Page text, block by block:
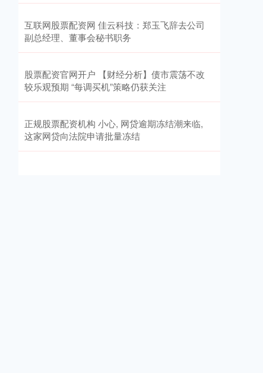
互联网股票配资网 佳云科技：郑玉飞辞去公司
副总经理、董事会秘书职务
股票配资官网开户 【财经分析】债市震荡不改
较乐观预期 “每调买机”策略仍获关注
正规股票配资机构 小心, 网贷逾期冻结潮来临,
这家网贷向法院申请批量冻结